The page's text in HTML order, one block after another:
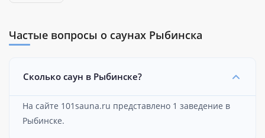
Частые вопросы о саунах Рыбинска
Сколько саун в Рыбинске?
На сайте 101sauna.ru представлено 1 заведение в
Рыбинске.